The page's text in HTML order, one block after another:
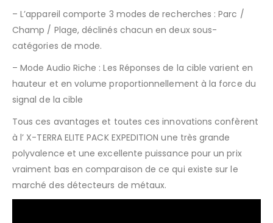
– L’appareil comporte 3 modes de recherches : Parc /
Champ / Plage, déclinés chacun en deux sous-
catégories de mode.
– Mode Audio Riche : Les Réponses de la cible varient en
hauteur et en volume proportionnellement à la force du
signal de la cible
Tous ces avantages et toutes ces innovations confèrent
à l’ X-TERRA ELITE PACK EXPEDITION une très grande
polyvalence et une excellente puissance pour un prix
vraiment bas en comparaison de ce qui existe sur le
marché des détecteurs de métaux.